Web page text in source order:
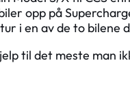
opp på
i en av de to
til det meste man